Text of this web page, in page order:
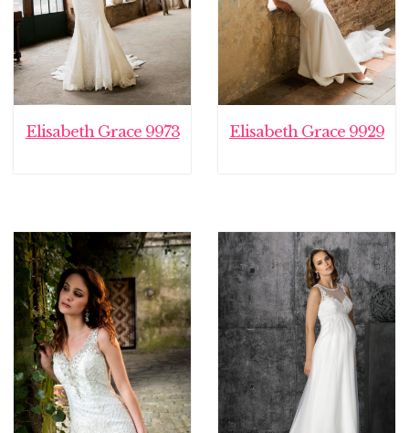
Elisabeth Grace 9973 Elisabeth Grace 9929